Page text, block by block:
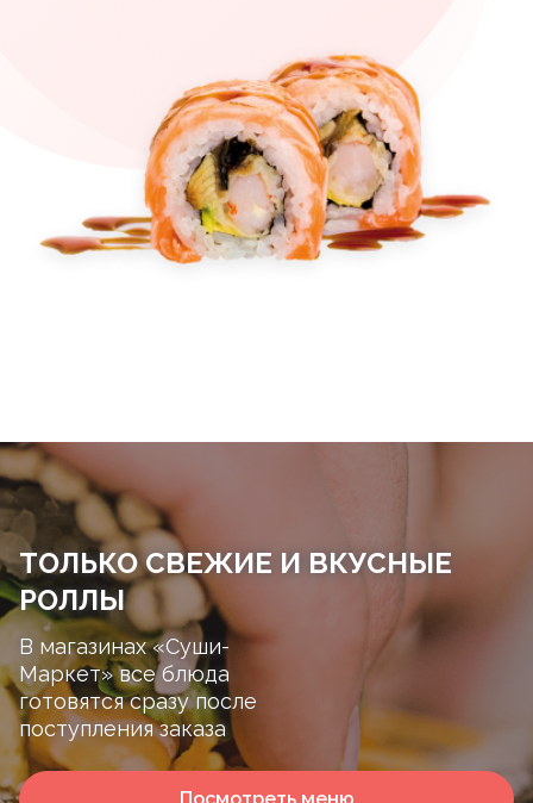
ТОЛЬКО СВЕЖИЕ И ВКУСНЫЕ
РОЛЛЫ
В магазинах «Суши-
Маркет» все блюда
готовятся сразу после
поступления заказа
Посмотреть меню